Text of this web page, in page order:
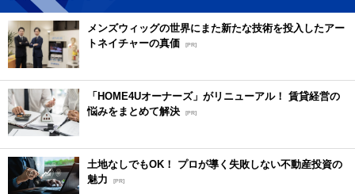
メンズウィッグの世界にまた新たな技術を投入したアー
トネイチャーの真価 [PR]
「HOME4Uオーナーズ」がリニューアル！ 賃貸経営の
悩みをまとめて解決 [PR]
土地なしでもOK！ プロが導く失敗しない不動産投資の
魅力
[PR]